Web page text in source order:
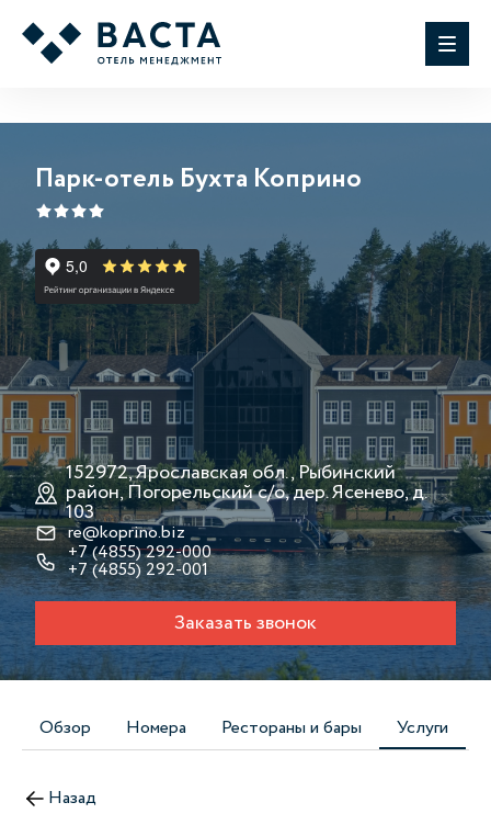
Парк-отель Бухта Коприно
152972, Ярославская обл., Рыбинский
район, Погорельский с/о, дер. Ясенево, д.
103
re@koprino.biz
+7 (4855) 292-000
+7 (4855) 292-001
Заказать звонок
Обзор Номера Рестораны и бары Услуги
Назад